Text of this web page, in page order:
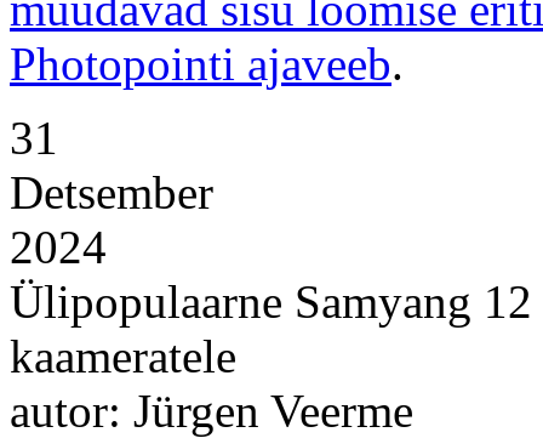
Photopointi ajaveeb.
31
Detsember
2024
Ülipopulaarne Samyang
kaameratele
autor: Jürgen Veerme